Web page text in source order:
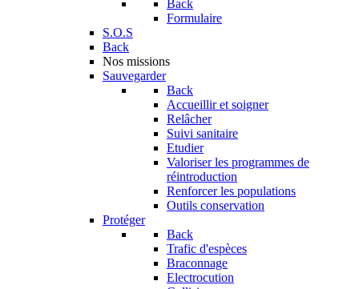
Back
Formulaire
S.O.S
Back
Nos missions
Sauvegarder
Back
Accueillir et soigner
Relâcher
Suivi sanitaire
Etudier
Valoriser les programmes de
réintroduction
Renforcer les populations
Outils conservation
Protéger
Back
Trafic d'espèces
Braconnage
Electrocution